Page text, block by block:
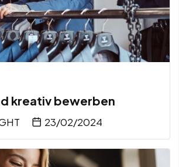
kreativ bewerben
23/02/2024